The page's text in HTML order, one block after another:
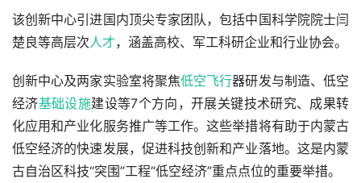
该创新中心引进国内顶尖专家团队，包括中国科学院院士闫
楚良等高层次人才，涵盖高校、军工科研企业和行业协会。
创新中心及两家实验室将聚焦低空飞行器研发与制造、低空
经济基础设施建设等7个方向，开展关键技术研究、成果转
化应用和产业化服务推广等工作。这些举措将有助于内蒙古
低空经济的快速发展，促进科技创新和产业落地。这是内蒙
古自治区科技“突围”工程“低空经济”重点点位的重要举措。